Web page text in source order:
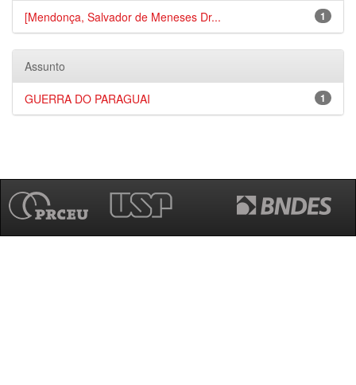
1
[Mendonça, Salvador de Meneses Dr...
Assunto
1
GUERRA DO PARAGUAI